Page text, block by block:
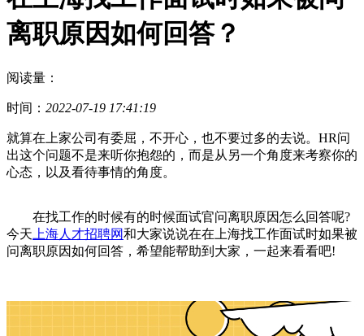
离职原因如何回答？
阅读量：
时间： 2022-07-19 17:41:19
就算在上家公司有委屈，不开心，也不要过多的去说。HR问
出这个问题不是来听你抱怨的，而是从另一个角度来考察你的
心态，以及看待事情的角度。
在找工作的时候有的时候面试官问离职原因怎么回答呢?
今天 上海人才招聘网和大家说说在在上海找工作面试时如果被
问离职原因如何回答，希望能帮助到大家，一起来看看吧!